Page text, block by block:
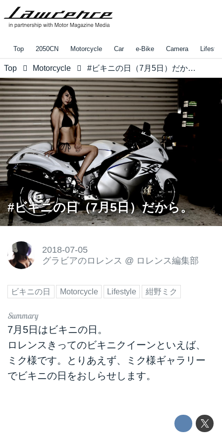
Top 2050CN Motorcycle Car e-Bike Camera
Top Motorcycle #ビキニの日（7月5日）だから。
#ビキニの日（7月5日）だから。
2018-07-05
グラビアのロレンス @ ロレンス編集部
ビキニの日 Motorcycle Lifestyle 紺野ミク
7月5日はビキニの日。
ロレンスきってのビキニクイーンといえば、
ミク様です。とりあえず、ミク様ギャラリー
でビキニの日をおしらせします。